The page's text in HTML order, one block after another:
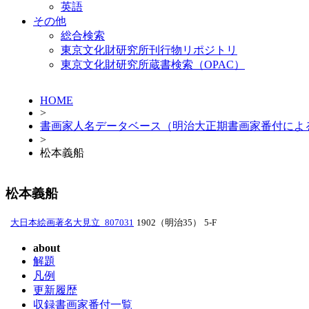
英語
その他
総合検索
東京文化財研究所刊行物リポジトリ
東京文化財研究所蔵書検索（OPAC）
HOME
>
書画家人名データベース（明治大正期書画家番付によ
>
松本義船
松本義船
大日本絵画著名大見立_807031 1902（明治35） 5-F
about
解題
凡例
更新履歴
収録書画家番付一覧